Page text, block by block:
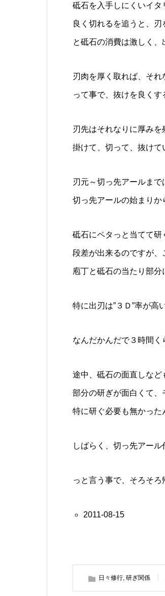
砥石を入手しにくいイタ
良く切れるを追うと、
と砥石の消費は激しく、
刃肉を厚く取れば、それ
って事で、抜けを良くす
刃先はそれなりに厚みを
掛けて、切って、抜け
刃元～切っ先アールまで
切っ先アールの始まりか
砥石にペタっと当てて研
段差が出来るのですが、
庖丁と砥石の当たり部分
特に出刃は”３Ｄ”率が高
なんだかんだで３時間く
途中、砥石の面直しな
部分の研ぎが面白くて、
特に研ぐ必要も無かった
しばらく、切っ先アール
っと言う事で、そろそろ
2011-08-15
日々修行 研ぎ関係